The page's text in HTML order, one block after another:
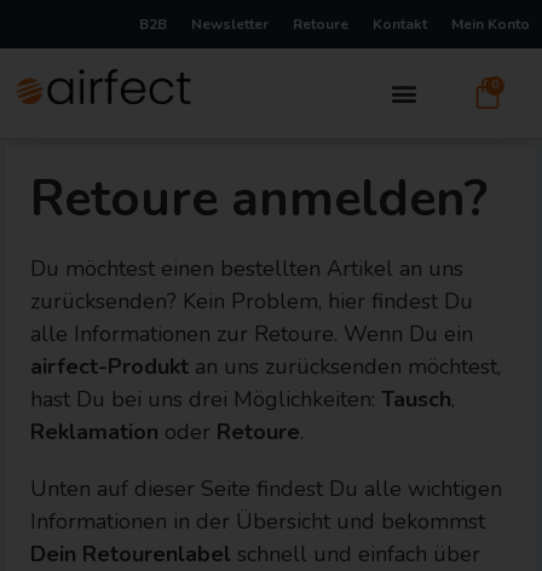
B2B Newsletter Retoure Kontakt Mein Konto
0
Retoure anmelden?
Du möchtest einen bestellten Artikel an uns
zurücksenden? Kein Problem, hier findest Du
alle Informationen zur Retoure. Wenn Du ein
airfect-Produkt an uns zurücksenden möchtest,
hast Du bei uns drei Möglichkeiten: Tausch,
Reklamation oder Retoure.
Unten auf dieser Seite findest Du alle wichtigen
Informationen in der Übersicht und bekommst
Dein Retourenlabel schnell und einfach über